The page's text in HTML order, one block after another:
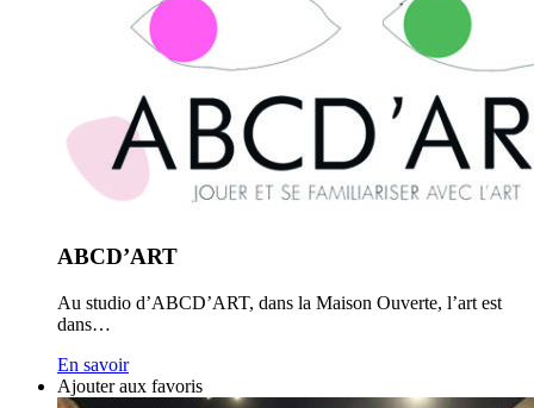
ABCD’ART
Au studio d’ABCD’ART, dans la Maison Ouverte, l’art est
dans…
En savoir
Ajouter aux favoris